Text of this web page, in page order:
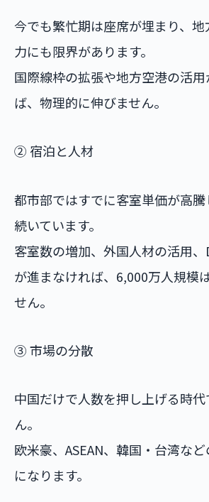
今でも繁忙期は座席が埋まり、
力にも限界があります。
国際線枠の拡張や地方空港の活
ば、物理的に伸びません。
② 宿泊と人材
都市部ではすでに客室単価が高
続いています。
客室数の増加、外国人材の活用
が進まなければ、6,000万人規模
せん。
③ 市場の分散
中国だけで人数を押し上げる時
ん。
欧米豪、ASEAN、韓国・台湾な
になります。